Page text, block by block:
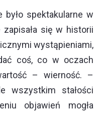
było spektakularne w
się w historii
wystąpieniami,
coś, co w oczach
– wierność. –
wszystkim stałości
objawień mogła